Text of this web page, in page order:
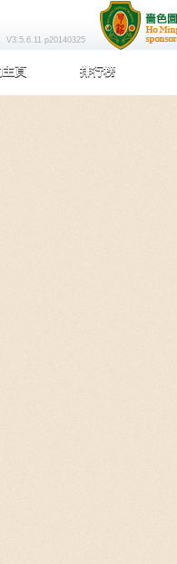
V3.5.6.11 p20140325
主頁 排行榜